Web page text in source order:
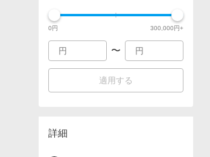
0円 300,000円+
〜
適用する
詳細